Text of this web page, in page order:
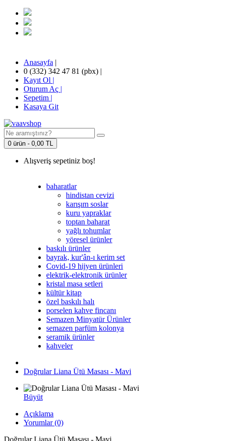
Anasayfa |
0 (332) 342 47 81 (pbx) |
Kayıt Ol |
Oturum Aç |
Sepetim |
Kasaya Git
0 ürün - 0,00 TL
Alışveriş sepetiniz boş!
baharatlar
hindistan cevizi
karışım soslar
kuru yapraklar
toptan baharat
yağlı tohumlar
yöresel ürünler
baskılı ürünler
bayrak, kur'ân-ı kerim set
Covid-19 hijyen ürünleri
elektrik-elektronik ürünler
kristal masa setleri
kültür kitap
özel baskılı halı
porselen kahve fincanı
Semazen Minyatür Ürünler
semazen parfüm kolonya
seramik ürünler
kahveler
Doğrular Liana Ütü Masası - Mavi
Büyüt
Açıklama
Yorumlar (0)
Doğrular Liana Ütü Masası - Mavi